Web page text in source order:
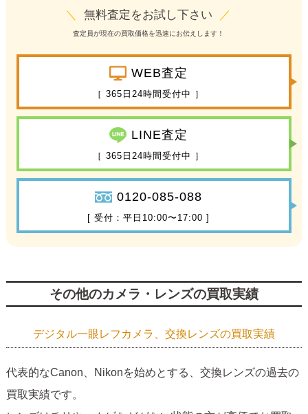
＼ 無料査定をお試し下さい ／
査定員が現在の買取価格を迅速にお伝えします！
WEB査定
［ 365日24時間受付中 ］
LINE査定
［ 365日24時間受付中 ］
0120-085-088
[ 受付：平日10:00〜17:00 ]
その他のカメラ・レンズの買取実績
デジタル一眼レフカメラ、交換レンズの買取実績
代表的なCanon、Nikonを始めとする、交換レンズの過去の
買取実績です。